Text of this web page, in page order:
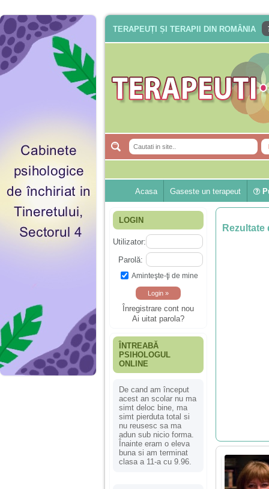
TERAPEUȚI ȘI TERAPII DIN ROMÂNIA
Acasa Gaseste un terapeut
LOGIN
Utilizator:
Parolă:
Aminteşte-ţi de mine
Înregistrare cont nou
Ai uitat parola?
ÎNTREABĂ
PSIHOLOGUL
ONLINE
De cand am început
acest an scolar nu ma
simt deloc bine, ma
simt pierduta total si
nu reusesc sa ma
adun sub nicio forma.
Înainte eram o eleva
buna si am terminat
clasa a 11-a cu 9.96.
Rezultate